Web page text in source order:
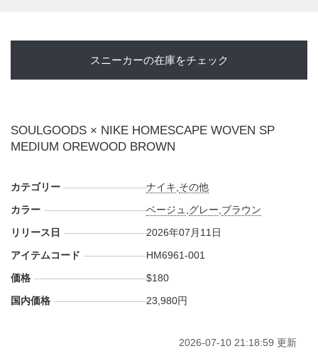
スニーカーの在庫をチェック
SOULGOODS × NIKE HOMESCAPE WOVEN SP
MEDIUM OREWOOD BROWN
カテゴリー ナイキ その他
カラー
ベージュ グレー ブラウン
リリース日
2026年07月11日
アイテムコード
HM6961-001
価格
$180
国内価格
23,980円
2026-07-10 21:18:59 更新